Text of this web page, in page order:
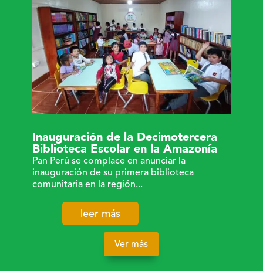
Inauguración de la Decimotercera
Biblioteca Escolar en la Amazonía
Pan Perú se complace en anunciar la
inauguración de su primera biblioteca
comunitaria en la región...
leer más
Ver más